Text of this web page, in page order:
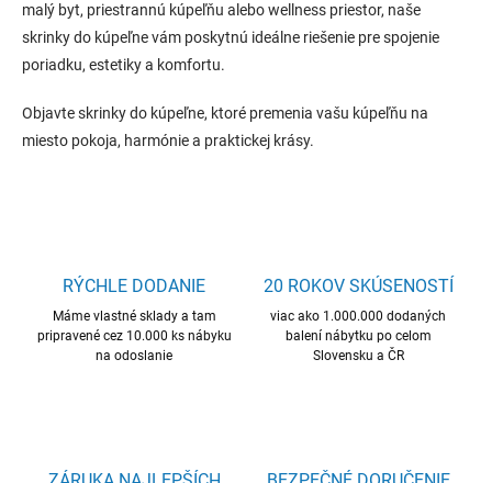
malý byt, priestrannú kúpeľňu alebo wellness priestor, naše
skrinky do kúpeľne vám poskytnú ideálne riešenie pre spojenie
poriadku, estetiky a komfortu.
Objavte skrinky do kúpeľne, ktoré premenia vašu kúpeľňu na
miesto pokoja, harmónie a praktickej krásy.
RÝCHLE DODANIE
Máme vlastné sklady a tam
pripravené cez 10.000 ks nábyku
na odoslanie
20 ROKOV SKÚSENOSTÍ
viac ako 1.000.000 dodaných
balení nábytku po celom
Slovensku a ČR